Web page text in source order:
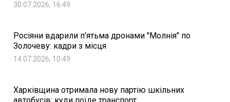
30.07.2026, 16:49
Росіяни вдарили п'ятьма дронами "Молнія" по
Золочеву: кадри з місця
14.07.2026, 10:49
Харківщина отримала нову партію шкільних